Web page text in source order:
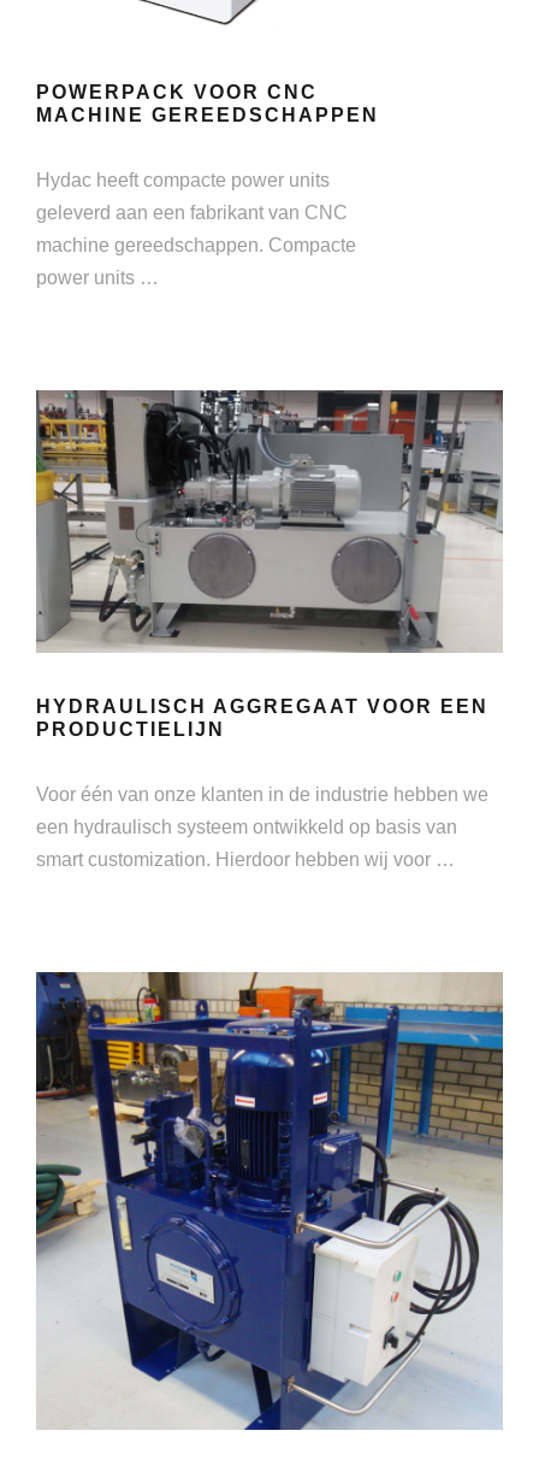
POWERPACK VOOR CNC
MACHINE GEREEDSCHAPPEN
Hydac heeft compacte power units
geleverd aan een fabrikant van CNC
machine gereedschappen. Compacte
power units …
HYDRAULISCH AGGREGAAT VOOR EEN
PRODUCTIELIJN
Voor één van onze klanten in de industrie hebben we
een hydraulisch systeem ontwikkeld op basis van
smart customization. Hierdoor hebben wij voor …